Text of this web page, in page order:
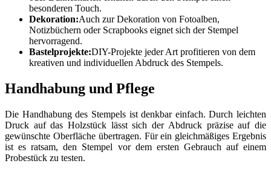
besonderen Touch.
Dekoration:Auch zur Dekoration von Fotoalben,
Notizbüchern oder Scrapbooks eignet sich der Stempel
hervorragend.
Bastelprojekte:DIY-Projekte jeder Art profitieren von dem
kreativen und individuellen Abdruck des Stempels.
Handhabung und Pflege
Die Handhabung des Stempels ist denkbar einfach. Durch leichten
Druck auf das Holzstück lässt sich der Abdruck präzise auf die
gewünschte Oberfläche übertragen. Für ein gleichmäßiges Ergebnis
ist es ratsam, den Stempel vor dem ersten Gebrauch auf einem
Probestück zu testen.